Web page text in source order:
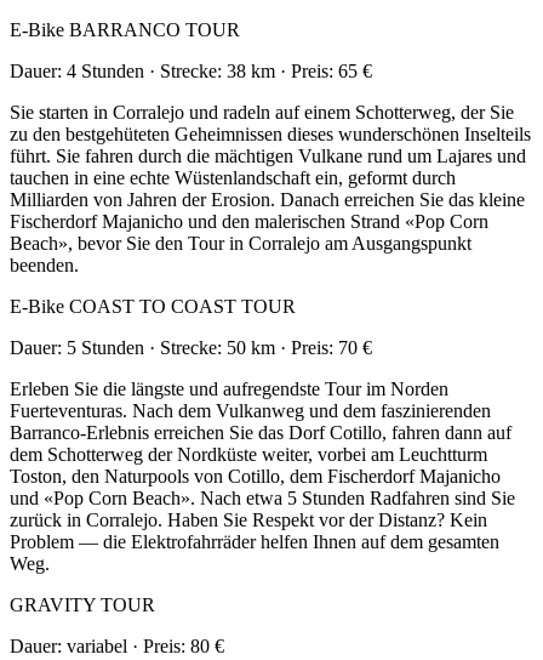
E-Bike BARRANCO TOUR
Dauer: 4 Stunden · Strecke: 38 km · Preis: 65 €
Sie starten in Corralejo und radeln auf einem Schotterweg, der Sie
zu den bestgehüteten Geheimnissen dieses wunderschönen Inselteils
führt. Sie fahren durch die mächtigen Vulkane rund um Lajares und
tauchen in eine echte Wüstenlandschaft ein, geformt durch
Milliarden von Jahren der Erosion. Danach erreichen Sie das kleine
Fischerdorf Majanicho und den malerischen Strand «Pop Corn
Beach», bevor Sie den Tour in Corralejo am Ausgangspunkt
beenden.
E-Bike COAST TO COAST TOUR
Dauer: 5 Stunden · Strecke: 50 km · Preis: 70 €
Erleben Sie die längste und aufregendste Tour im Norden
Fuerteventuras. Nach dem Vulkanweg und dem faszinierenden
Barranco-Erlebnis erreichen Sie das Dorf Cotillo, fahren dann auf
dem Schotterweg der Nordküste weiter, vorbei am Leuchtturm
Toston, den Naturpools von Cotillo, dem Fischerdorf Majanicho
und «Pop Corn Beach». Nach etwa 5 Stunden Radfahren sind Sie
zurück in Corralejo. Haben Sie Respekt vor der Distanz? Kein
Problem — die Elektrofahrräder helfen Ihnen auf dem gesamten
Weg.
GRAVITY TOUR
Dauer: variabel · Preis: 80 €